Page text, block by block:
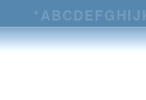
*ABCDEFG HIJ